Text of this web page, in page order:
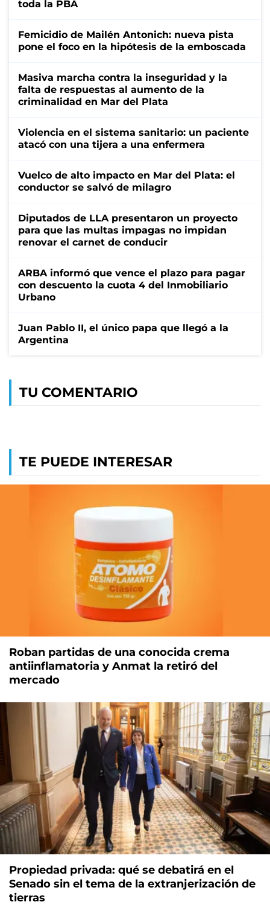
toda la PBA
Femicidio de Mailén Antonich: nueva pista
pone el foco en la hipótesis de la emboscada
Masiva marcha contra la inseguridad y la
falta de respuestas al aumento de la
criminalidad en Mar del Plata
Violencia en el sistema sanitario: un paciente
atacó con una tijera a una enfermera
Vuelco de alto impacto en Mar del Plata: el
conductor se salvó de milagro
Diputados de LLA presentaron un proyecto
para que las multas impagas no impidan
renovar el carnet de conducir
ARBA informó que vence el plazo para pagar
con descuento la cuota 4 del Inmobiliario
Urbano
Juan Pablo II, el único papa que llegó a la
Argentina
TU COMENTARIO
TE PUEDE INTERESAR
Roban partidas de una conocida crema
antiinflamatoria y Anmat la retiró del
mercado
Propiedad privada: qué se debatirá en el
Senado sin el tema de la extranjerización de
tierras